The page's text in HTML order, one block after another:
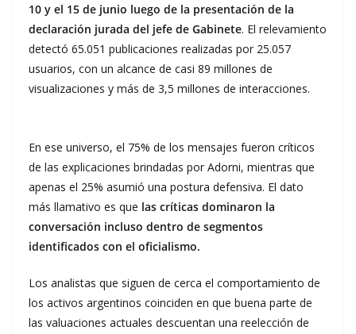
10 y el 15 de junio luego de la presentación de la
declaración jurada del jefe de Gabinete. El relevamiento
detectó 65.051 publicaciones realizadas por 25.057
usuarios, con un alcance de casi 89 millones de
visualizaciones y más de 3,5 millones de interacciones.
En ese universo, el 75% de los mensajes fueron críticos
de las explicaciones brindadas por Adorni, mientras que
apenas el 25% asumió una postura defensiva. El dato
más llamativo es que las críticas dominaron la
conversación incluso dentro de segmentos
identificados con el oficialismo.
Los analistas que siguen de cerca el comportamiento de
los activos argentinos coinciden en que buena parte de
las valuaciones actuales descuentan una reelección de